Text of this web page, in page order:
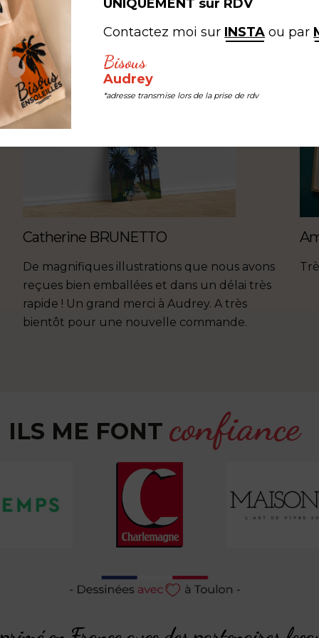
Catherine BRUNETTO
De magnifiques illustrations que nous avons
reçues bien emballées et dans un délai très
rapide ! Un grand merci à Audrey. A très
bientôt pour une nouvelle commande.
ILS ME FONT confiance
UNIQUEMENT sur RDV
Contactez moi sur INSTA ou par
Bisous
Audrey
*adresse transmise lors de la prise de rdv